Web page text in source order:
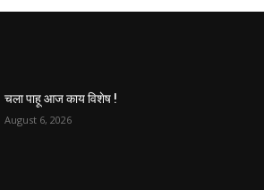
चला पाहू आज काय विशेष !
August 6, 2026